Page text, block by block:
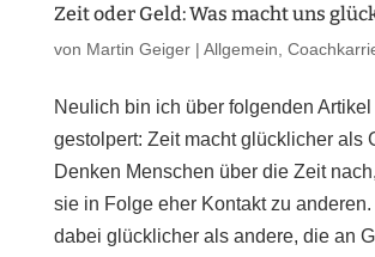
Zeit oder Geld: Was macht uns
von Martin Geiger| Allgemein
Neulich bin ich über folgenden Artikel
gestolpert: Zeit macht glücklicher als
Denken Menschen über die Zeit
sie in Folge eher Kontakt zu
dabei glücklicher als andere, die an